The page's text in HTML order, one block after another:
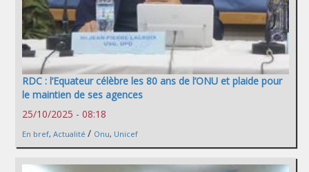
RDC : l’Equateur célèbre les 80 ans de l’ONU et plaide pour
le maintien de ses agences
25/10/2025 - 08:18
En bref, Actualité / Onu, Unicef